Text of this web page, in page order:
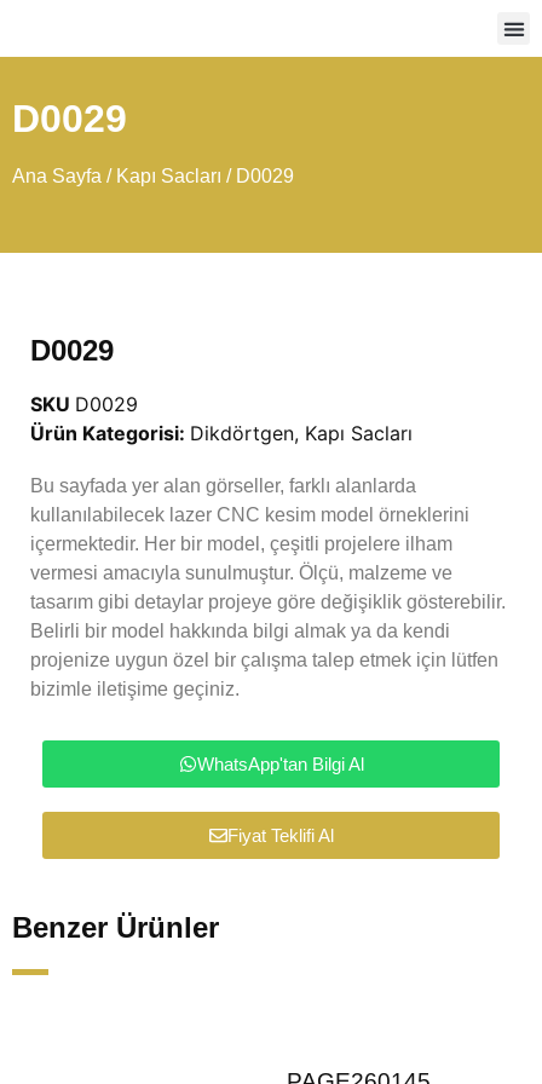
D0029
Ana Sayfa / Kapı Sacları / D0029
D0029
SKU D0029
Ürün Kategorisi: Dikdörtgen, Kapı Sacları
Bu sayfada yer alan görseller, farklı alanlarda
kullanılabilecek lazer CNC kesim model örneklerini
içermektedir. Her bir model, çeşitli projelere ilham
vermesi amacıyla sunulmuştur. Ölçü, malzeme ve
tasarım gibi detaylar projeye göre değişiklik gösterebilir.
Belirli bir model hakkında bilgi almak ya da kendi
projenize uygun özel bir çalışma talep etmek için lütfen
bizimle iletişime geçiniz.
WhatsApp'tan Bilgi Al
Fiyat Teklifi Al
Benzer Ürünler